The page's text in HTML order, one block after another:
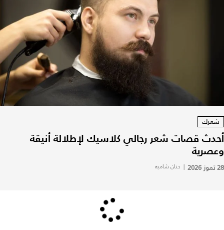
شعرك
أحدث قصات شعر رجالي كلاسيك لإطلالة أنيقة
وعصرية
28 تموز 2026 | حنان شاميه